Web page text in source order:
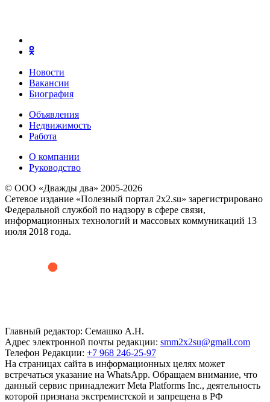
Новости
Вакансии
Биография
Объявления
Недвижимость
Работа
О компании
Руководство
© ООО «Дважды два» 2005-2026
Сетевое издание «Полезный портал 2x2.su» зарегистрировано
Федеральной службой по надзору в сфере связи,
информационных технологий и массовых коммуникаций 13
июля 2018 года.
Главный редактор: Семашко А.Н.
Адрес электронной почты редакции: smm2x2su@gmail.com
Телефон Редакции: +7 968 246-25-97
На страницах сайта в информационных целях может
встречаться указание на WhatsApp. Обращаем внимание, что
данный сервис принадлежит Meta Platforms Inc., деятельность
которой признана экстремистской и запрещена в РФ